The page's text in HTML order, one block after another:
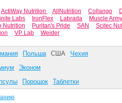
ActiWay Nutrition AllNutrition Collango
Labs IronFlex Labrada Muscle Army
Nutrition Puritan's Pride SAN Scitec
VP Lab Weider
Польша США
Чехия
Эконом
Порошок Таблетки